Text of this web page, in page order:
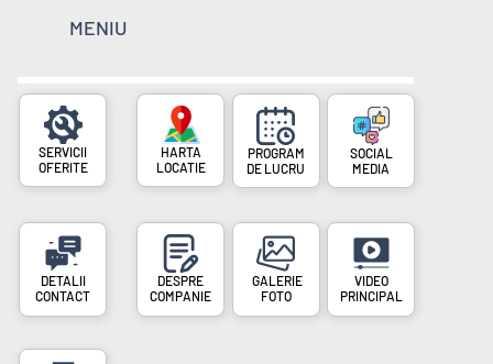
MENIU
SERVICII
OFERITE
CONTACT
PROGRAM
DE LUCRU
LOCATIE
DESPRE
COMPANIE
SOCIAL
MEDIA
FOTO
VIDEO
PRINCIPAL